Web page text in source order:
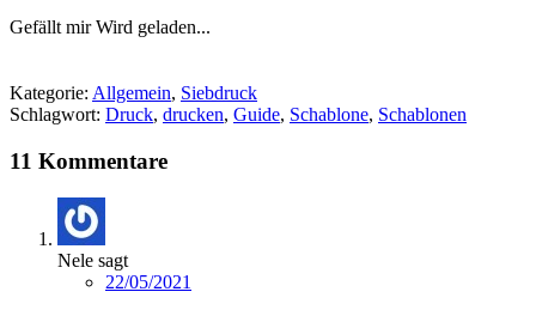
Gefällt mir Wird geladen...
Kategorie: Allgemein, Siebdruck
Schlagwort: Druck, drucken, Guide, Schablone, Schablonen
11 Kommentare
Nele sagt
22/05/2021